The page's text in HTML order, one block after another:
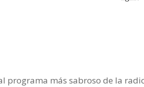
programa más sabroso de la